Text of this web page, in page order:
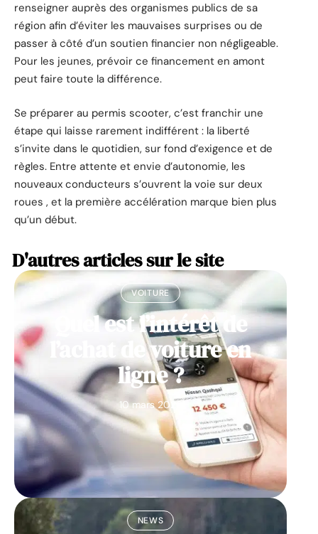
renseigner auprès des organismes publics de sa
région afin d’éviter les mauvaises surprises ou de
passer à côté d’un soutien financier non négligeable.
Pour les jeunes, prévoir ce financement en amont
peut faire toute la différence.
Se préparer au permis scooter, c’est franchir une
étape qui laisse rarement indifférent : la liberté
s’invite dans le quotidien, sur fond d’exigence et de
règles. Entre attente et envie d’autonomie, les
nouveaux conducteurs s’ouvrent la voie sur deux
roues , et la première accélération marque bien plus
qu’un début.
D'autres articles sur le site
VOITURE
Quel est l’intérêt de
l’achat de voiture en
ligne ?
10 mars 2026
NEWS